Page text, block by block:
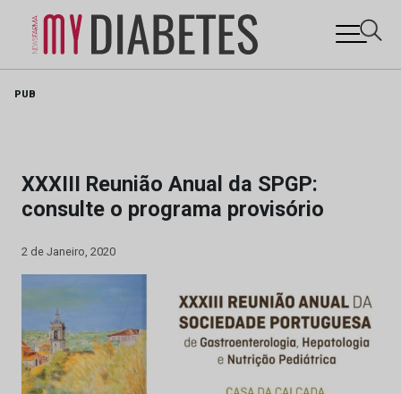
PUB
XXXIII Reunião Anual da SPGP:
consulte o programa provisório
2 de Janeiro, 2020